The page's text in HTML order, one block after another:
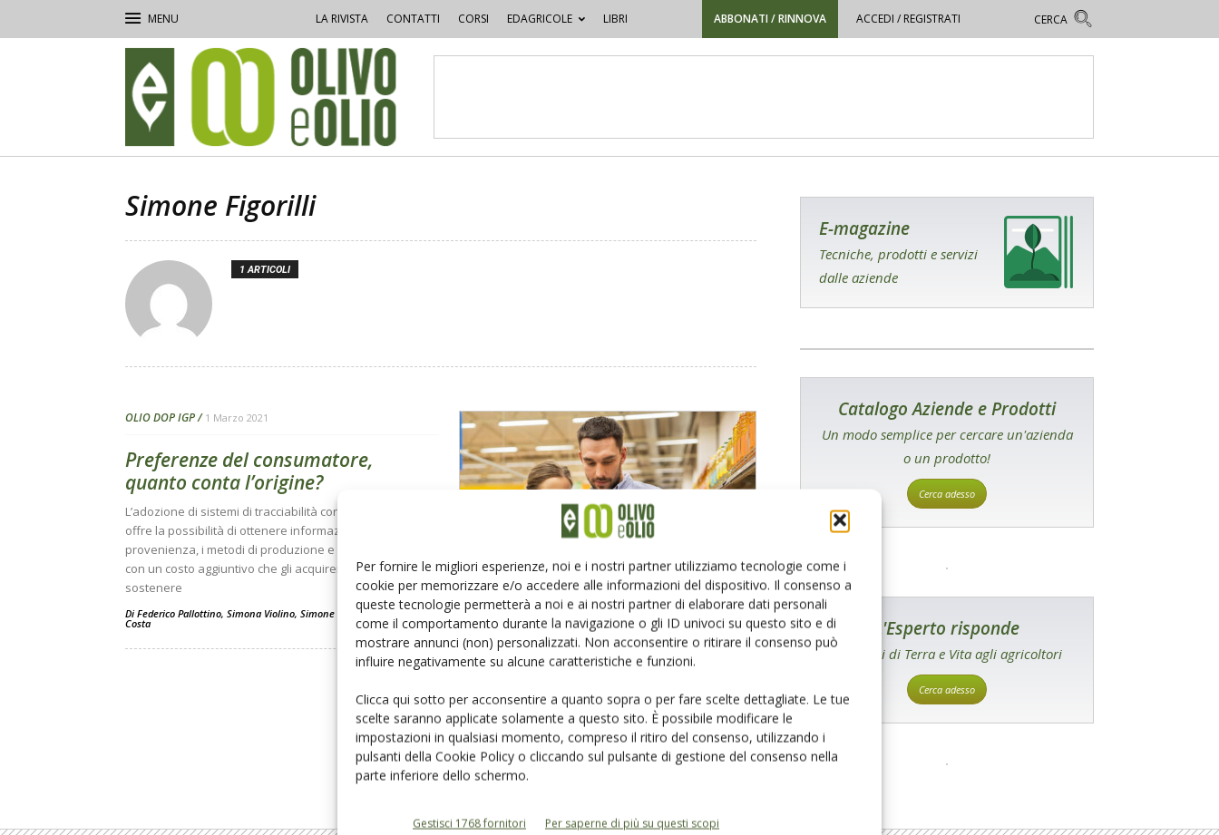
Per fornire le migliori esperienze, noi e i nostri partner utilizziamo tecnologie come i
cookie per memorizzare e/o accedere alle informazioni del dispositivo. Il consenso a
queste tecnologie permetterà a noi e ai nostri partner di elaborare dati personali
come il comportamento durante la navigazione o gli ID univoci su questo sito e di
mostrare annunci (non) personalizzati. Non acconsentire o ritirare il consenso può
influire negativamente su alcune caratteristiche e funzioni.
Clicca qui sotto per acconsentire a quanto sopra o per fare scelte dettagliate. Le tue
scelte saranno applicate solamente a questo sito. È possibile modificare le
impostazioni in qualsiasi momento, compreso il ritiro del consenso, utilizzando i
pulsanti della Cookie Policy o cliccando sul pulsante di gestione del consenso nella
parte inferiore dello schermo.
Gestisci 1768 fornitori Per saperne di più su questi scopi
LA RIVISTA CONTATTI CORSI EDAGRICOLE LIBRI ABBONATI / RINNOVA ACCEDI / REGISTRATI
e
Olio
Simone Figorilli
1 ARTICOLI
OLIO DOP IGP 1 Marzo 2021
Preferenze del consumatore,
quanto conta l’origine?
L’adozione di sistemi di tracciabilità con tecnologie digitali
offre la possibilità di ottenere informazioni sulla
provenienza, i metodi di produzione e la qualità dell’olio,
con un costo aggiuntivo che gli acquirenti sono disposti a
sostenere
Di Federico Pallottino, Simona Violino, Simone Figorilli eCorrado
Costa
E-magazine
Tecniche, prodotti e servizi
dalle aziende
Catalogo Aziende e Prodotti
Un modo semplice per cercare un'azienda
o un prodotto!
Cerca adesso
L'Esperto risponde
I consigli di Terra e Vita agli agricoltori
Cerca adesso